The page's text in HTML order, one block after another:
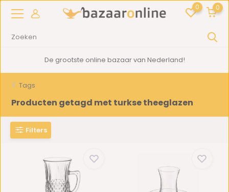
0 0
De grootste online bazaar van Nederland!
Tags
Producten getagd met turkse theeglazen
Filters